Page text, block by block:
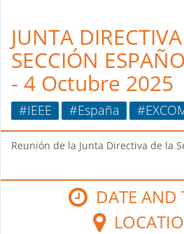
JUNTA
SECCIÓN
- 4 Octubre 2025
#IEEE #España
Reunión de la Junta Directiva de la
DATE AND